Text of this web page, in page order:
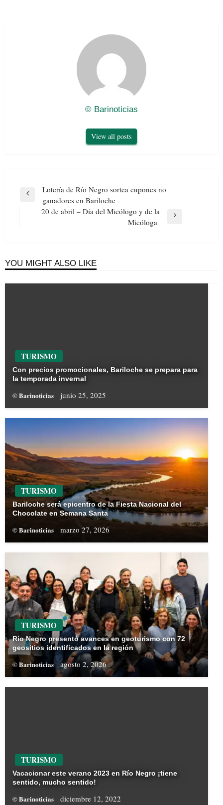
© Barinoticias
View all posts
Navegación
entradas
Previous
Lotería de Río Negro sortea cupones no
ganadores en Bariloche
20 de abril – Día del Micólogo y de la
Micóloga
YOU MIGHT ALSO LIKE
TURISMO
Con precios promocionales, Bariloche se prepara para
la temporada invernal
© Barinoticias junio 25, 2025
TURISMO
Bariloche será epicentro de la Fiesta Nacional del
Chocolate en Semana Santa
© Barinoticias marzo 27, 2026
TURISMO
Río Negro presentó avances en geoturismo con 72
geositios identificados en la región
© Barinoticias agosto 2, 2026
TURISMO
Vacacionar este verano 2023 en Río Negro ¡tiene
sentido, mucho sentido!
© Barinoticias diciembre 12, 2022